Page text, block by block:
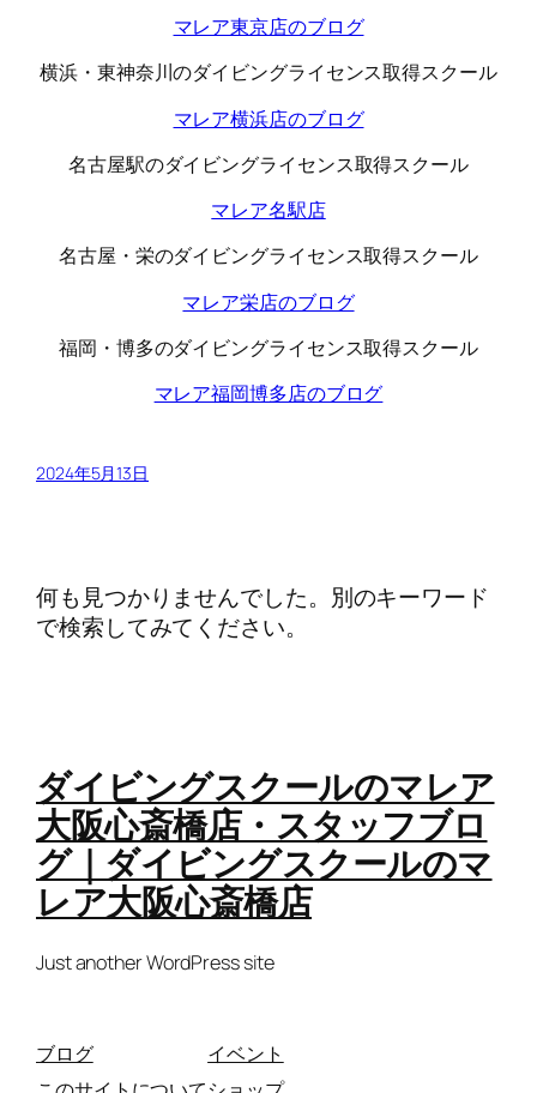
マレア東京店のブログ
横浜・東神奈川のダイビングライセンス取得スクール
マレア横浜店のブログ
名古屋駅のダイビングライセンス取得スクール
マレア名駅店
名古屋・栄のダイビングライセンス取得スクール
マレア栄店のブログ
福岡・博多のダイビングライセンス取得スクール
マレア福岡博多店のブログ
2024年5月13日
何も見つかりませんでした。別のキーワード
で検索してみてください。
ダイビングスクールのマレア
大阪心斎橋店・スタッフブロ
グ｜ダイビングスクールのマ
レア大阪心斎橋店
Just another WordPress site
ブログ
イベント